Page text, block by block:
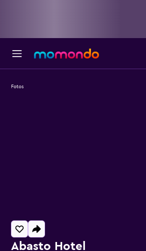
Abasto Hotel
Fotos